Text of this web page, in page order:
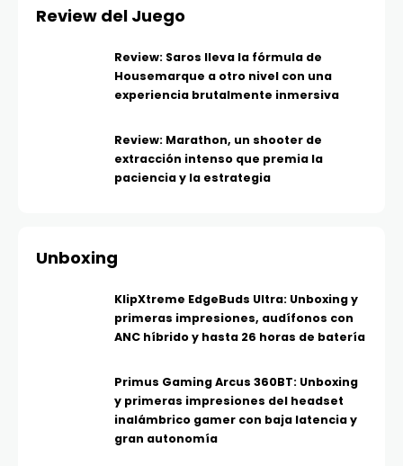
Review del Juego
Review: Saros lleva la fórmula de
Housemarque a otro nivel con una
experiencia brutalmente inmersiva
Review: Marathon, un shooter de
extracción intenso que premia la
paciencia y la estrategia
Unboxing
KlipXtreme EdgeBuds Ultra: Unboxing y
primeras impresiones, audífonos con
ANC híbrido y hasta 26 horas de batería
Primus Gaming Arcus 360BT: Unboxing
y primeras impresiones del headset
inalámbrico gamer con baja latencia y
gran autonomía